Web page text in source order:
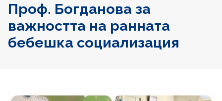
Проф. Богданова за
важността на ранната
бебешка социализация